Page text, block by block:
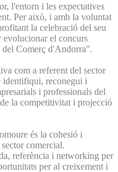
l'entorn i les expectatives
Per això, i amb la voluntat
la celebració del seu
evolucionar el concurs
del Comerç d'Andorra".
com a referent del sector
identifiqui, reconegui i
i professionals del
la competitivitat i projecció
és la cohesió i
comercial.
referència i networking per
per al creixement i